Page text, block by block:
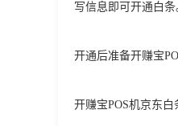
写信息即可开通白条
开通后准备开赚宝
开赚宝POS机京东白